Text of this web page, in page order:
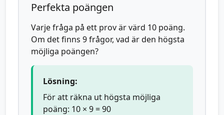
Perfekta poängen
Varje fråga på ett prov är värd 10 poäng.
Om det finns 9 frågor, vad är den högsta
möjliga poängen?
Lösning:
För att räkna ut högsta möjliga
poäng: 10 × 9 = 90